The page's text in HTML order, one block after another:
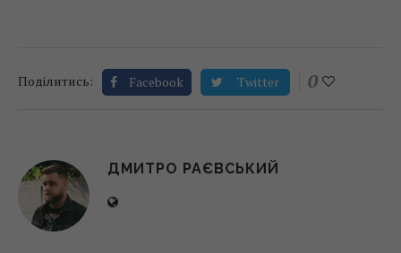
Поділитись: Facebook Twitter 0
ДМИТРО РАЄВСЬКИЙ